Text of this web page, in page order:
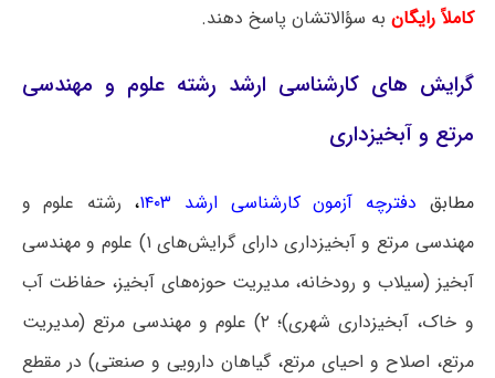
کاملاً رایگان به سؤالاتشان پاسخ دهند.
گرایش‌ های کارشناسی ارشد رشته علوم و مهندسی
مرتع و آبخیزداری
مطابق دفترچه آزمون کارشناسی ارشد ۱۴۰۳ ، رشته علوم و
مهندسی مرتع و آبخیزداری دارای گرایش‌های ۱) علوم و مهندسی
آبخیز (سیلاب و رودخانه، مدیریت حوزه‌های آبخیز، حفاظت آب
و خاک، آبخیزداری شهری)؛ ۲) علوم و مهندسی مرتع (مدیریت
مرتع، اصلاح و احیای مرتع، گیاهان دارویی و صنعتی) در مقطع